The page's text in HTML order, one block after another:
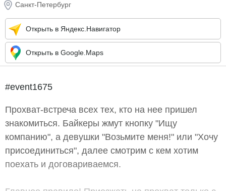
Санкт-Петербург
Открыть в Яндекс.Навигатор
Открыть в Google.Maps
#event1675
Прохват-встреча всех тех, кто на нее пришел
знакомиться. Байкеры жмут кнопку "Ищу
компанию", а девушки "Возьмите меня!" или "Хочу
присоединиться", далее смотрим с кем хотим
поехать и договариваемся.